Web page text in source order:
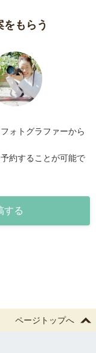
もらう
ォトグラファーから
約することが可能で
する
ページトップへ